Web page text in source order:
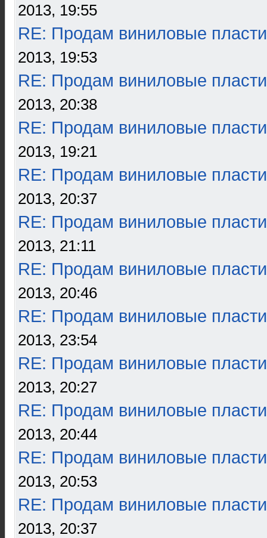
2013, 19:55
RE: Продам виниловые
2013, 19:53
RE: Продам виниловые
2013, 20:38
RE: Продам виниловые
2013, 19:21
RE: Продам виниловые
2013, 20:37
RE: Продам виниловые
2013, 21:11
RE: Продам виниловые
2013, 20:46
RE: Продам виниловые
2013, 23:54
RE: Продам виниловые
2013, 20:27
RE: Продам виниловые
2013, 20:44
RE: Продам виниловые
2013, 20:53
RE: Продам виниловые
2013, 20:37